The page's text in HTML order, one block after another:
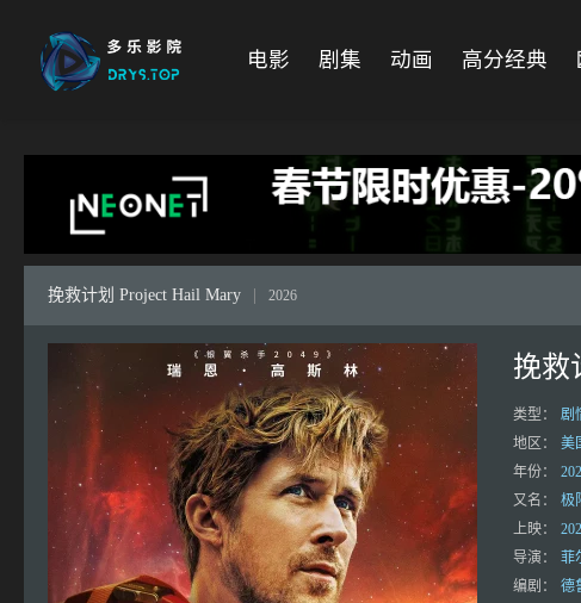
电影 剧集 动画 高分经典
挽救计划 Project Hail Mary 2026
挽救
类型： 剧
地区：
美
年份：
又名：
极
上映：
导演：
菲
编剧：
德